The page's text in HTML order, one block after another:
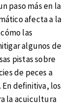
paso más en la
afecta a la
las
algunos de
pistas sobre
de peces a
definitiva, los
la acuicultura